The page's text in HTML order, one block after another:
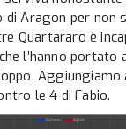
di Aragon per non
Quartararo è
l’hanno portato
Aggiungiamo
le 4 di Fabio.